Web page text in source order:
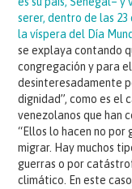
serer, dentro de las 23
la víspera del Día
se explaya contando
congregación y para
desinteresadamente
dignidad”, como es el
venezolanos que han
“Ellos lo hacen no por
migrar. Hay muchos
guerras o por
climático. En este